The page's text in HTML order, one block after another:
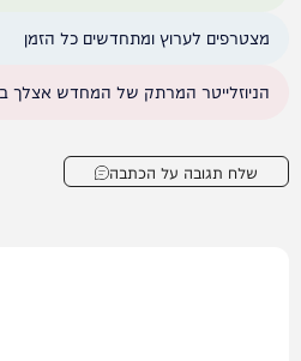
מצטרפים לערוץ ומתחדשים כל הזמן
הניוזלייטר המרתק של המחדש אצלך
שלח תגובה על הכתבה